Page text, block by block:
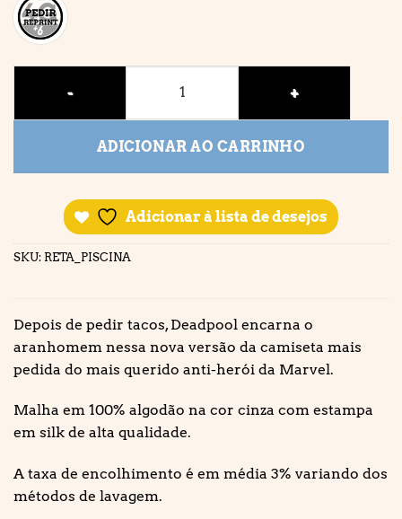
ADICIONAR AO CARRINHO
Adicionar à lista de desejos
SKU: RETA_PISCINA
Depois de pedir tacos, Deadpool encarna o
aranhomem nessa nova versão da camiseta mais
pedida do mais querido anti-herói da Marvel.
Malha em 100% algodão na cor cinza com estampa
em silk de alta qualidade.
A taxa de encolhimento é em média 3% variando dos
métodos de lavagem.